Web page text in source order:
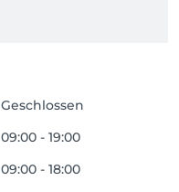
Geschlossen
09:00 - 19:00
09:00 - 18:00